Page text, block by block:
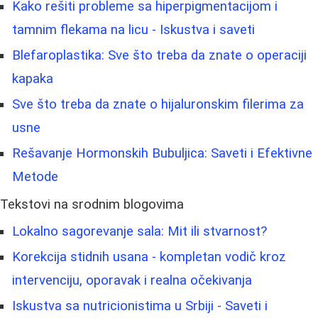
Kako rešiti probleme sa hiperpigmentacijom i
tamnim flekama na licu - Iskustva i saveti
Blefaroplastika: Sve što treba da znate o operaciji
kapaka
Sve što treba da znate o hijaluronskim filerima za
usne
Rešavanje Hormonskih Bubuljica: Saveti i Efektivne
Metode
Tekstovi na srodnim blogovima
Lokalno sagorevanje sala: Mit ili stvarnost?
Korekcija stidnih usana - kompletan vodič kroz
intervenciju, oporavak i realna očekivanja
Iskustva sa nutricionistima u Srbiji - Saveti i